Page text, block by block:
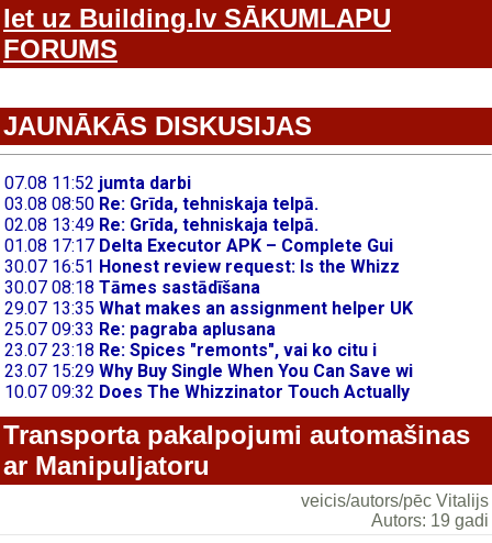
Iet uz Building.lv SĀKUMLAPU
FORUMS
JAUNĀKĀS DISKUSIJAS
Transporta pakalpojumi automašinas
ar Manipuljatoru
veicis/autors/pēc Vitalijs
Autors: 19 gadi